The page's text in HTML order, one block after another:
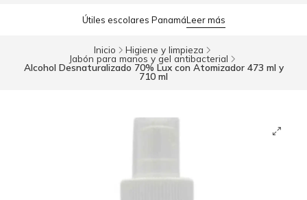
Útiles escolares PanamáLeer más
Inicio Higiene y limpieza
Jabón para manos y gel antibacterial
Alcohol Desnaturalizado 70% Lux con Atomizador 473 ml y
710 ml